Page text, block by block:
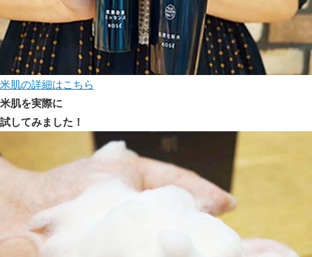
米肌の詳細はこちら
米肌を実際に
試してみました！